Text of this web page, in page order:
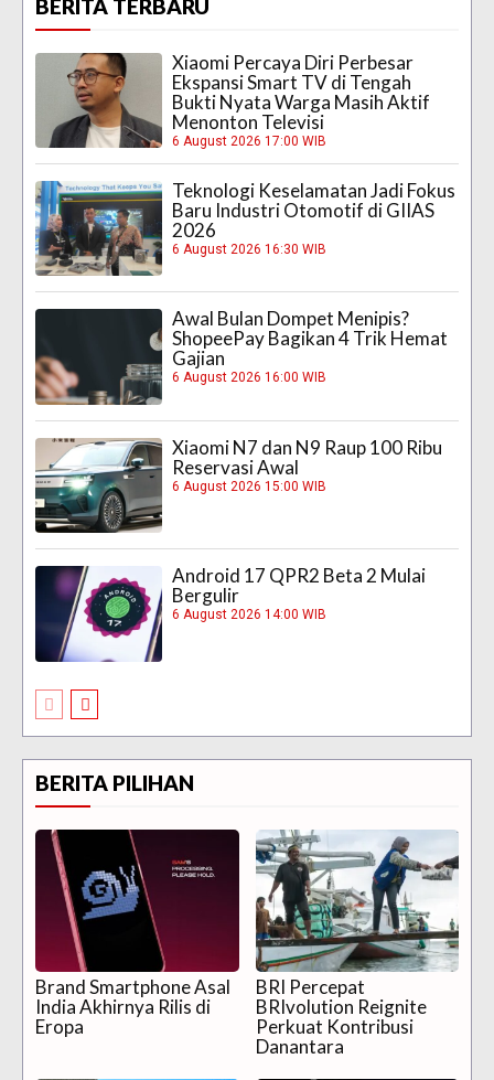
BERITA TERBARU
Xiaomi Percaya Diri Perbesar
Ekspansi Smart TV di Tengah
Bukti Nyata Warga Masih Aktif
Menonton Televisi
6 August 2026 17:00 WIB
Teknologi Keselamatan Jadi Fokus
Baru Industri Otomotif di GIIAS
2026
6 August 2026 16:30 WIB
Awal Bulan Dompet Menipis?
ShopeePay Bagikan 4 Trik Hemat
Gajian
6 August 2026 16:00 WIB
Xiaomi N7 dan N9 Raup 100 Ribu
Reservasi Awal
6 August 2026 15:00 WIB
Android 17 QPR2 Beta 2 Mulai
Bergulir
6 August 2026 14:00 WIB
BERITA PILIHAN
Brand Smartphone Asal
India Akhirnya Rilis di
Eropa
BRI Percepat
BRIvolution Reignite
Perkuat Kontribusi
Danantara